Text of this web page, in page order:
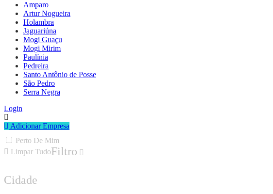
Amparo
Artur Nogueira
Holambra
Jaguariúna
Mogi Guaçu
Mogi Mirim
Paulínia
Pedreira
Santo Antônio de Posse
São Pedro
Serra Negra
Login
Adicionar Empresa
Perto De Mim
Limpar TudoFiltro
Cidade